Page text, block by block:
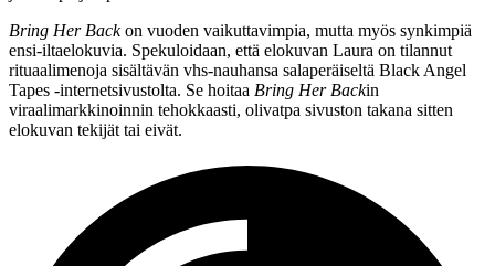
Bring Her Backon vuoden vaikuttavimpia, mutta myös synkimpiä
ensi-iltaelokuvia. Spekuloidaan, että elokuvan Laura on tilannut
rituaalimenoja sisältävän vhs‑nauhansa salaperäiseltä Black Angel
Tapes ‑internetsivustolta. Se hoitaa Bring Her Backin
viraalimarkkinoinnin tehokkaasti, olivatpa sivuston takana sitten
elokuvan tekijät tai eivät.